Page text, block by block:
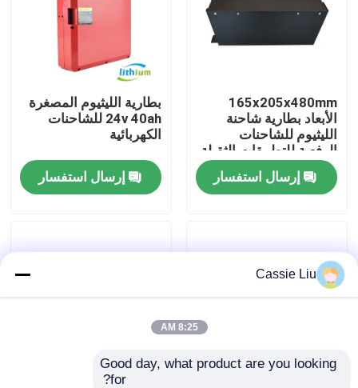
معلومات عنا
رقابة جودة
اطلب اقتباس
بطارية ليثيوم أيون رافعة شوكية كهربائية
165x205x480mm
الأبعاد بطارية شاحنة
الليثيوم للشاحنات
الرفعية للتطبيقات الثقيلة
إرسال استفسار
بطارية الليثيوم المصغرة
24v 40ah للشاحنات
الكهربائية
إرسال استفسار
بطارية شاحنة رفع
Cassie Liu
8:25 AM
Good day, what product are you looking
for?